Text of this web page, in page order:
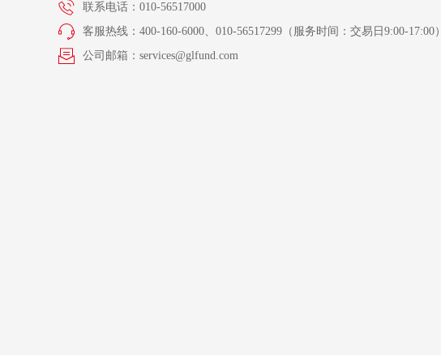
联系电话：010-56517000
客服热线：400-160-6000、010-56517299（服务时间：交易日9:00-17:00）
公司邮箱：services@glfund.com